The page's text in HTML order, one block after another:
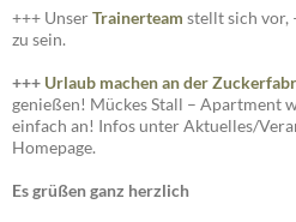
+++ UnserTrainerteam stellt sich vor,
zu sein.
+++ Urlaub machen an der
genießen! Mückes Stall – Apartment
einfach an! Infos unter Aktuelles/
Homepage.
Es grüßen ganz herzlich